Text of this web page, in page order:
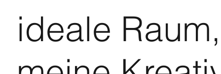
ideale